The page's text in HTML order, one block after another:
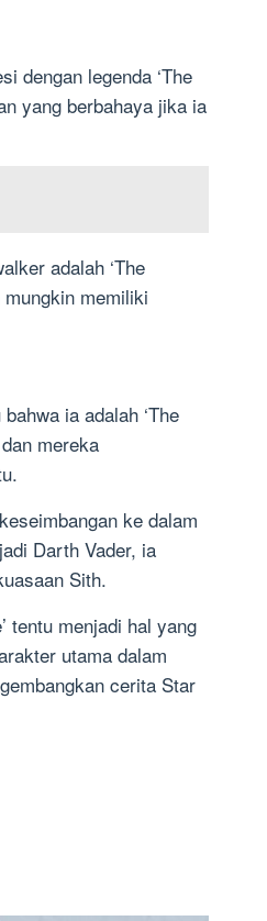
dengan legenda ‘The
yang berbahaya jika ia
adalah ‘The
memiliki
ia adalah ‘The
mereka
ke dalam
Darth Vader, ia
Sith.
tentu menjadi hal yang
utama dalam
cerita Star